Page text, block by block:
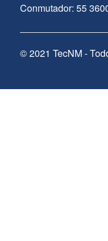
Conmutador: 55
© 2021 TecNM -